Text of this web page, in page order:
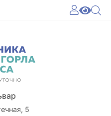
5